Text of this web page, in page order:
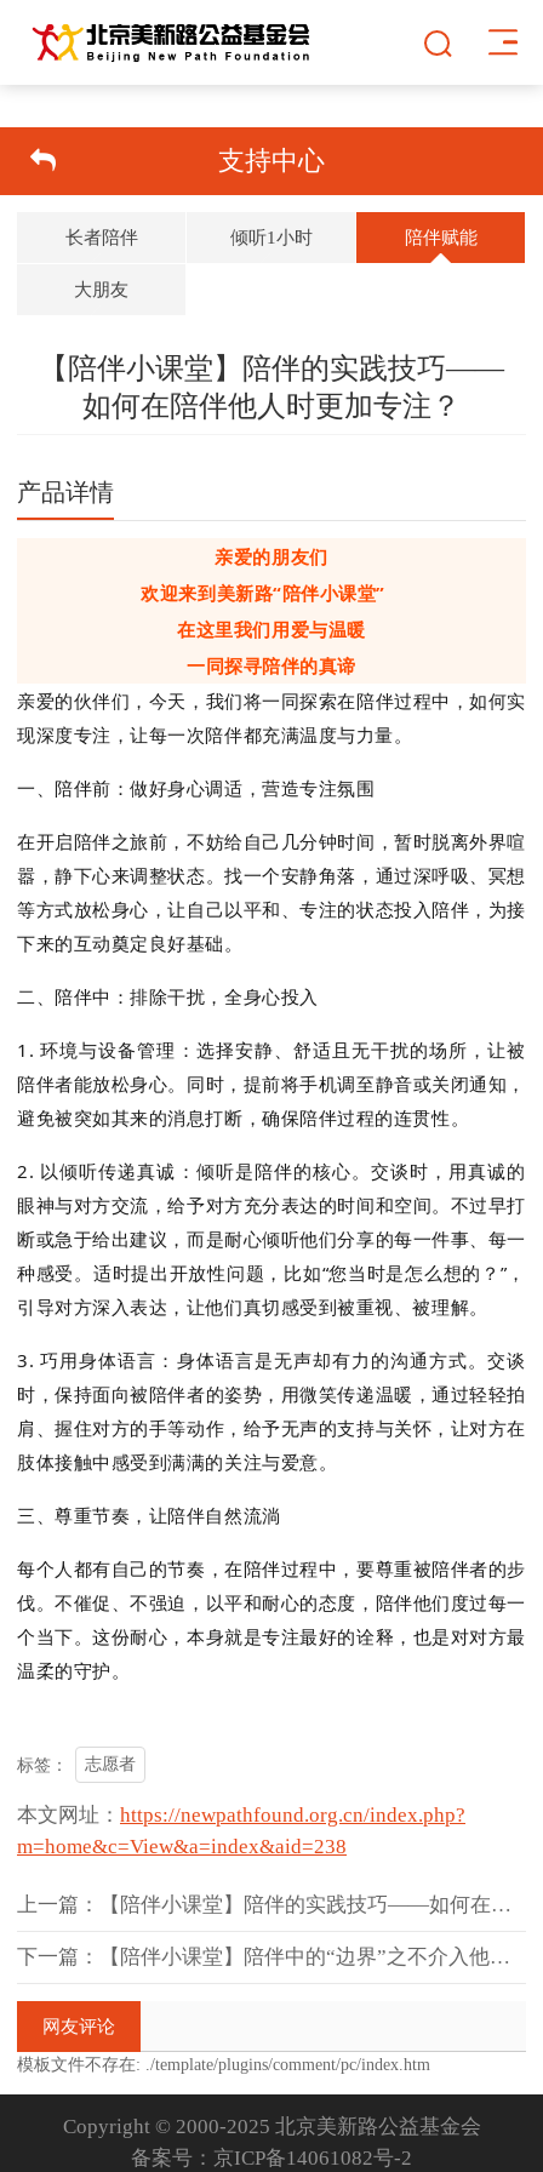
支持中心
长者陪伴 倾听1小时 陪伴赋能
大朋友
【陪伴小课堂】陪伴的实践技巧——
如何在陪伴他人时更加专注？
双击可放大
产品详情
亲爱的朋友们
欢迎来到美新路“陪伴小课堂”
在这里我们用爱与温暖
一同探寻陪伴的真谛
亲爱的伙伴们，今天，我们将一同探索在陪伴过程中，如何实
现深度专注，让每一次陪伴都充满温度与力量。
一、陪伴前：做好身心调适，营造专注氛围
在开启陪伴之旅前，不妨给自己几分钟时间，暂时脱离外界喧
嚣，静下心来调整状态。找一个安静角落，通过深呼吸、冥想
等方式放松身心，让自己以平和、专注的状态投入陪伴，为接
下来的互动奠定良好基础。
二、陪伴中：排除干扰，全身心投入
1. 环境与设备管理： 选择安静、舒适且无干扰的场所，让被
陪伴者能放松身心。同时，提前将手机调至静音或关闭通知，
避免被突如其来的消息打断，确保陪伴过程的连贯性。
2. 以倾听传递真诚： 倾听是陪伴的核心。交谈时，用真诚的
眼神与对方交流，给予对方充分表达的时间和空间。不过早打
断或急于给出建议，而是耐心倾听他们分享的每一件事、每一
种感受。适时提出开放性问题，比如“您当时是怎么想的？”，
引导对方深入表达，让他们真切感受到被重视、被理解。
3. 巧用身体语言： 身体语言是无声却有力的沟通方式。交谈
时，保持面向被陪伴者的姿势，用微笑传递温暖，通过轻轻拍
肩、握住对方的手等动作，给予无声的支持与关怀，让对方在
肢体接触中感受到满满的关注与爱意。
三、尊重节奏，让陪伴自然流淌
每个人都有自己的节奏，在陪伴过程中，要尊重被陪伴者的步
伐。不催促、不强迫，以平和耐心的态度，陪伴他们度过每一
个当下。这份耐心，本身就是专注最好的诠释，也是对对方最
温柔的守护。
标签： 志愿者
本文网址： https://newpathfound.org.cn/index.php?
m=home&c=View&a=index&aid=238
上一篇：【陪伴小课堂】陪伴的实践技巧——如何在陪伴中如实面对老人的情
下一篇：【陪伴小课堂】陪伴中的“边界”之不介入他人生活
网友评论
模板文件不存在: ./template/plugins/comment/pc/index.htm
Copyright © 2000-2025 北京美新路公益基金会
备案号： 京ICP备14061082号-2